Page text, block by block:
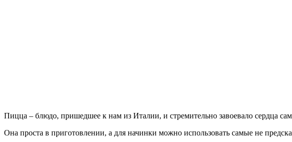
Пицца – блюдо, пришедшее к нам из Италии, и стремительно завоевало сердца
Она проста в приготовлении, а для начинки можно использовать самые не